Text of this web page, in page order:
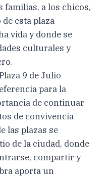
familias, a los chicos,
esta plaza
vida y donde se
culturales y
9 de Julio
para la
de continuar
de convivencia
las plazas se
de la ciudad, donde
compartir y
aporta un